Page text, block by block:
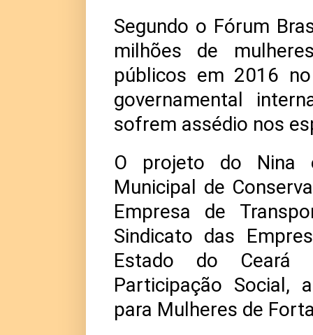
Segundo o Fórum
milhões de
públicos em 2016
governamental
sofrem assédio nos
O projeto do Nina
Municipal de
Empresa de
Sindicato das
Estado do Ceará
Participação Social,
para Mulheres de